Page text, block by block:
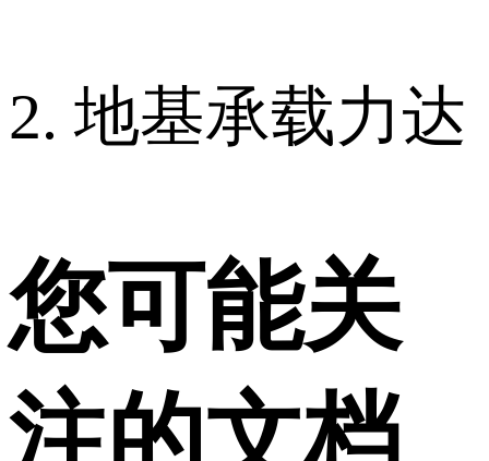
2. 地基承载力达
您可能关
注的文档